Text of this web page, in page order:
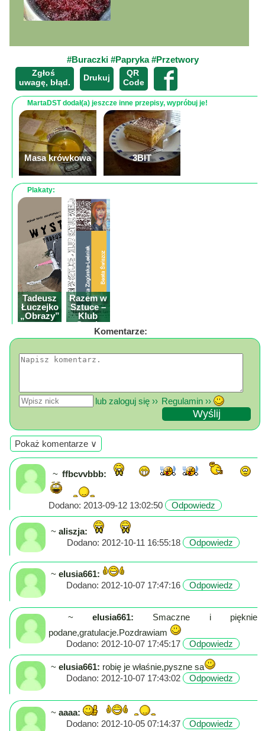
Niski
imprez
wydarzeń...
Mapa
zdjęciami
Mapa
filmami
Mapa
drona
Trasy
Przepisy
Dodaj
przepis
Forum
Wioska
Ogłoszenia
Rozrywka
Poznaj
nas
Regulamin
ciacho
#Buraczki#Papryka#Przetwory
Zgłoś
uwagę, błąd.
Drukuj
QR
Code
MartaDST dodał(a) jeszcze inne przepisy, wypróbuj je!
Masa krówkowa 3BIT
Lukier plastyczny
do dekoracji
tortów
Plakaty:
Tadeusz
Łuczejko
„Obrazy”
wystawa
Razem w
Sztuce –
Klub
Sztuk
Wielu zKomentarze:
lub zaloguj się ›› Regulamin ››
Pokaż komentarze ∨
~ ffbcvvbbb:
Dodano: 2013-09-12 13:02:50 Odpowiedz
~aliszja:
Dodano: 2012-10-11 16:55:18
Odpowiedz
~elusia661:
Dodano: 2012-10-07 17:47:16
Odpowiedz
~ elusia661: Smaczne i pięknie
podane,gratulacje.Pozdrawiam
Dodano: 2012-10-07 17:45:17
Odpowiedz
~elusia661: robię je właśnie,pyszne sa
Dodano: 2012-10-07 17:43:02
Odpowiedz
~aaaa:
Dodano: 2012-10-05 07:14:37
Odpowiedz